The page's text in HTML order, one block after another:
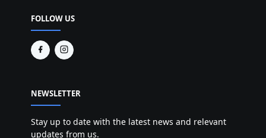
FOLLOW US
NEWSLETTER
Stay up to date with the latest news and relevant
updates from us.